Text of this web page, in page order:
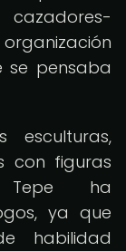
cazadores-
se pensaba
esculturas,
con figuras
Tepe ha
ya que
habilidad